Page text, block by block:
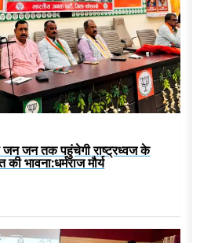
जन जन तक पहुंचेगी राष्ट्रध्वज के
भावना:धर्मराज मौर्य